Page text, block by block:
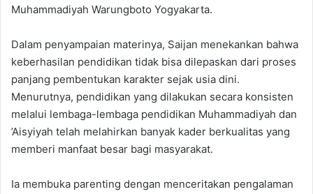
Muhammadiyah Warungboto Yogyakarta.
Dalam penyampaian materinya, Saijan menekankan bahwa
keberhasilan pendidikan tidak bisa dilepaskan dari proses
panjang pembentukan karakter sejak usia dini.
Menurutnya, pendidikan yang dilakukan secara konsisten
melalui lembaga-lembaga pendidikan Muhammadiyah dan
’Aisyiyah telah melahirkan banyak kader berkualitas yang
memberi manfaat besar bagi masyarakat.
Ia membuka parenting dengan menceritakan pengalaman